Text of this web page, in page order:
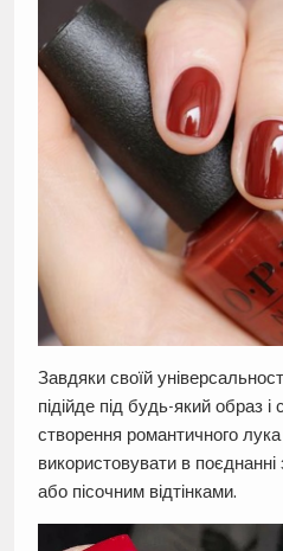
Завдяки своїй
підійде під будь-який образ
створення романтичного
використовувати в
або пісочним відтінками.